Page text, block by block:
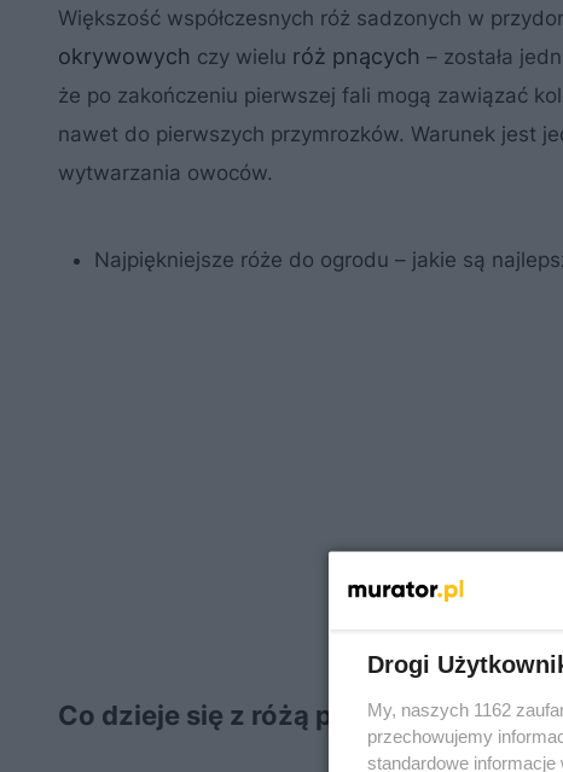
Większość współczesnych róż sadzonych w
okrywowych czy wielu róż pnących – została
że po zakończeniu pierwszej fali mogą zawiązać
nawet do pierwszych przymrozków. Warunek jest
wytwarzania owoców.
Najpiękniejsze róże do ogrodu – jakie są
Co dzieje się z różą po
Drogi
My, naszych 1162
przechowujemy
standardowe informacje